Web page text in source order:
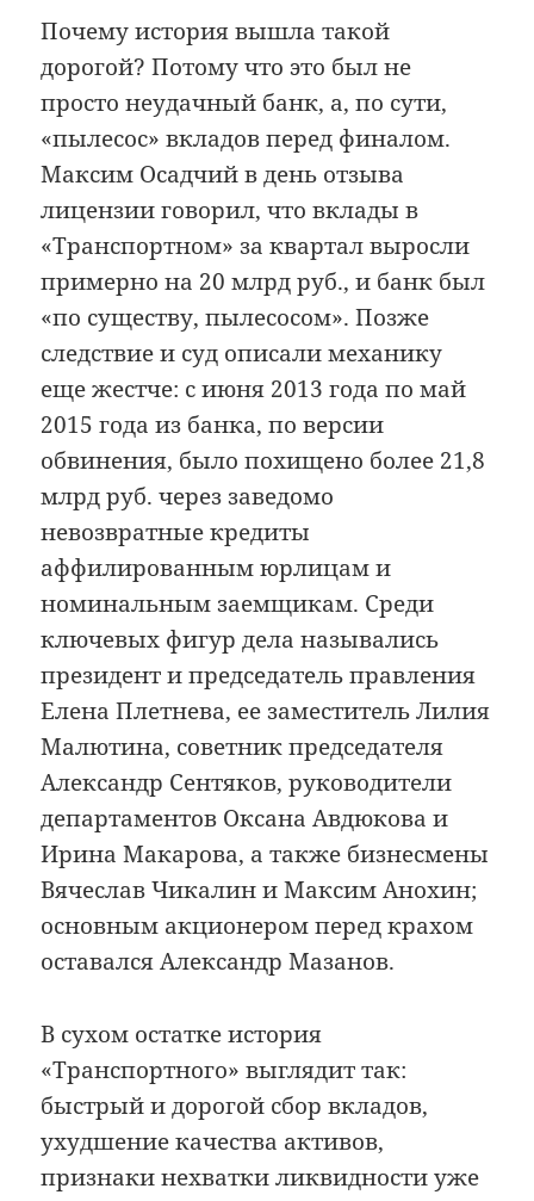
Почему история вышла такой
дорогой? Потому что это был не
просто неудачный банк, а, по сути,
«пылесос» вкладов перед финалом.
Максим Осадчий в день отзыва
лицензии говорил, что вклады в
«Транспортном» за квартал выросли
примерно на 20 млрд руб., и банк был
«по существу, пылесосом». Позже
следствие и суд описали механику
еще жестче: с июня 2013 года по май
2015 года из банка, по версии
обвинения, было похищено более 21,8
млрд руб. через заведомо
невозвратные кредиты
аффилированным юрлицам и
номинальным заемщикам. Среди
ключевых фигур дела назывались
президент и председатель правления
Елена Плетнева, ее заместитель Лилия
Малютина, советник председателя
Александр Сентяков, руководители
департаментов Оксана Авдюкова и
Ирина Макарова, а также бизнесмены
Вячеслав Чикалин и Максим Анохин;
основным акционером перед крахом
оставался Александр Мазанов.
В сухом остатке история
«Транспортного» выглядит так:
быстрый и дорогой сбор вкладов,
ухудшение качества активов,
признаки нехватки ликвидности уже